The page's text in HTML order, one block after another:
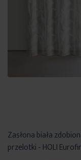
Zasłona biała
przelotki - HOLI